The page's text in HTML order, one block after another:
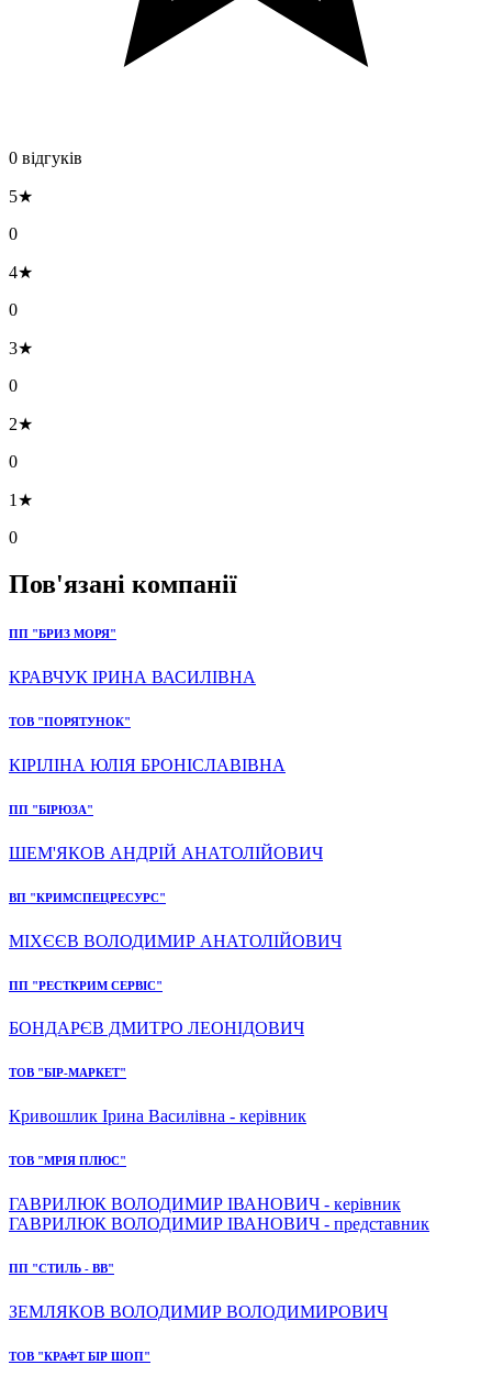
0 відгуків
5★
0
4★
0
3★
0
2★
0
1★
0
Пов'язані компанії
ПП "БРИЗ МОРЯ"
КРАВЧУК ІРИНА ВАСИЛІВНА
ТОВ "ПОРЯТУНОК"
КІРІЛІНА ЮЛІЯ БРОНІСЛАВІВНА
ПП "БІРЮЗА"
ШЕМ'ЯКОВ АНДРІЙ АНАТОЛІЙОВИЧ
ВП "КРИМСПЕЦРЕСУРС"
МІХЄЄВ ВОЛОДИМИР АНАТОЛІЙОВИЧ
ПП "РЕСТКРИМ СЕРВІС"
БОНДАРЄВ ДМИТРО ЛЕОНІДОВИЧ
ТОВ "БІР-МАРКЕТ"
Кривошлик Ірина Василівна - керівник
ТОВ "МРІЯ ПЛЮС"
ГАВРИЛЮК ВОЛОДИМИР ІВАНОВИЧ - керівник
ГАВРИЛЮК ВОЛОДИМИР ІВАНОВИЧ - представник
ПП "СТИЛЬ - ВВ"
ЗЕМЛЯКОВ ВОЛОДИМИР ВОЛОДИМИРОВИЧ
ТОВ "КРАФТ БІР ШОП"